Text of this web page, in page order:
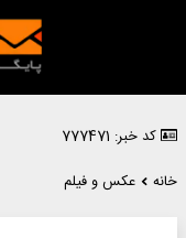
کد خبر: 777471
خانه
عکس و فیلم